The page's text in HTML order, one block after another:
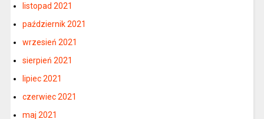
listopad 2021
październik 2021
wrzesień 2021
sierpień 2021
lipiec 2021
czerwiec 2021
maj 2021